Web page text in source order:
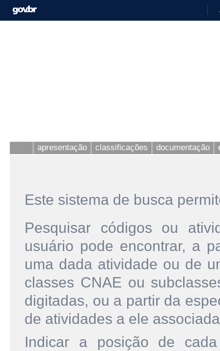
apresentação classificações documentação
Este sistema de busca
Pesquisar códigos ou
usuário pode encontrar, a
uma dada atividade ou de
classes CNAE ou
digitadas, ou a partir da
de atividades a ele
Indicar a posição de